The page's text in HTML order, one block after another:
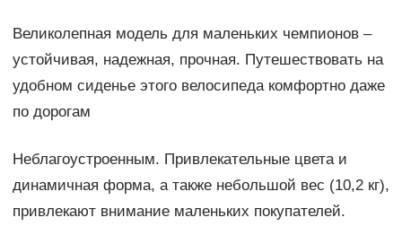
Великолепная модель для маленьких чемпионов –
устойчивая, надежная, прочная. Путешествовать на
удобном сиденье этого велосипеда комфортно даже
по дорогам
Неблагоустроенным. Привлекательные цвета и
динамичная форма, а также небольшой вес (10,2 кг),
привлекают внимание маленьких покупателей.